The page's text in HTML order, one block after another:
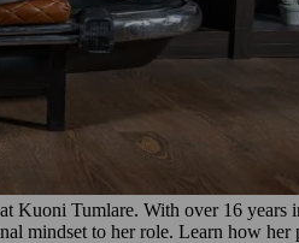
Tumlare. With over 16
mindset to her role. Learn how